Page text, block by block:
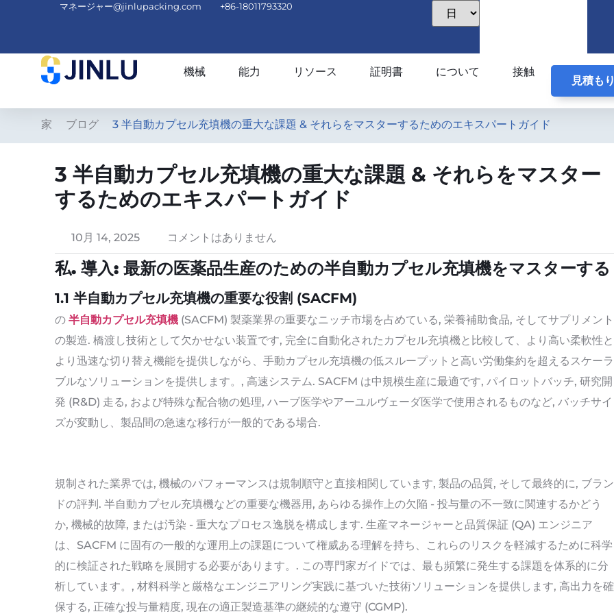
マネージャー@jinlupacking.com +86-18011793320
機械 能力 リソース 証明書 について 接触
見積も
家 ブログ 3 半自動カプセル充填機の重大な課題 & それらをマスターするためのエキスパートガイド
3 半自動カプセル充填機の重大な課題 & それらをマスター
するためのエキスパートガイド
10月 14, 2025 コメントはありません
私. 導入: 最新の医薬品生産のための半自動カプセル充填機をマスターする
1.1 半自動カプセル充填機の重要な役割 (SACFM)
の 半自動カプセル充填機 (SACFM) 製薬業界の重要なニッチ市場を占めている, 栄養補助食品, そしてサプリメント
の製造. 橋渡し技術として欠かせない装置です, 完全に自動化されたカプセル充填機と比較して、より高い柔軟性と
より迅速な切り替え機能を提供しながら、手動カプセル充填機の低スループットと高い労働集約を超えるスケーラ
ブルなソリューションを提供します。, 高速システム. SACFM は中規模生産に最適です, パイロットバッチ, 研究開
発 (R&D) 走る, および特殊な配合物の処理, ハーブ医学やアーユルヴェーダ医学で使用されるものなど, バッチサイ
ズが変動し、製品間の急速な移行が一般的である場合.
規制された業界では, 機械のパフォーマンスは規制順守と直接相関しています, 製品の品質, そして最終的に, ブラン
ドの評判. 半自動カプセル充填機などの重要な機器用, あらゆる操作上の欠陥 - 投与量の不一致に関連するかどう
か, 機械的故障, または汚染 - 重大なプロセス逸脱を構成します. 生産マネージャーと品質保証 (QA) エンジニア
は、SACFM に固有の一般的な運用上の課題について権威ある理解を持ち、これらのリスクを軽減するために科学
的に検証された戦略を展開する必要があります。. この専門家ガイドでは、最も頻繁に発生する課題を体系的に分
析しています。, 材料科学と厳格なエンジニアリング実践に基づいた技術ソリューションを提供します, 高出力を確
保する, 正確な投与量精度, 現在の適正製造基準の継続的な遵守 (CGMP).